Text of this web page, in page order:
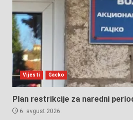
Vijesti Gacko
Plan restrikcije za naredni
6. avgust 2026.